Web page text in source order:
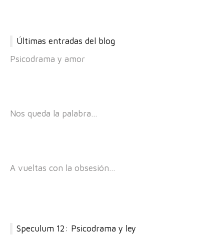
Últimas entradas del blog
Psicodrama y amor
Nos queda la palabra…
A vueltas con la obsesión…
Speculum 12: Psicodrama y ley